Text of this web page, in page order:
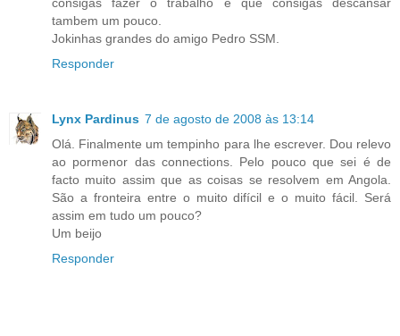
tambem um pouco.
Jokinhas grandes do amigo Pedro SSM.
Responder
Lynx Pardinus 7 de agosto de 2008 às 13:14
Olá. Finalmente um tempinho para lhe escrever. Dou relevo
ao pormenor das connections. Pelo pouco que sei é de
facto muito assim que as coisas se resolvem em Angola.
São a fronteira entre o muito difícil e o muito fácil. Será
assim em tudo um pouco?
Um beijo
Responder